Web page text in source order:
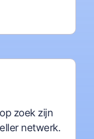
zoek zijn
netwerk.